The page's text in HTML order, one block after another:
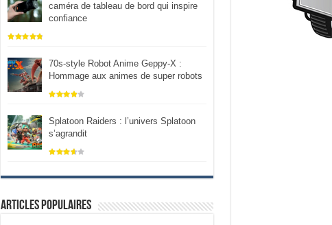
caméra de tableau de bord qui inspire
confiance
70s-style Robot Anime Geppy-X :
Hommage aux animes de super robots
Splatoon Raiders : l’univers Splatoon
s’agrandit
Articles populaires